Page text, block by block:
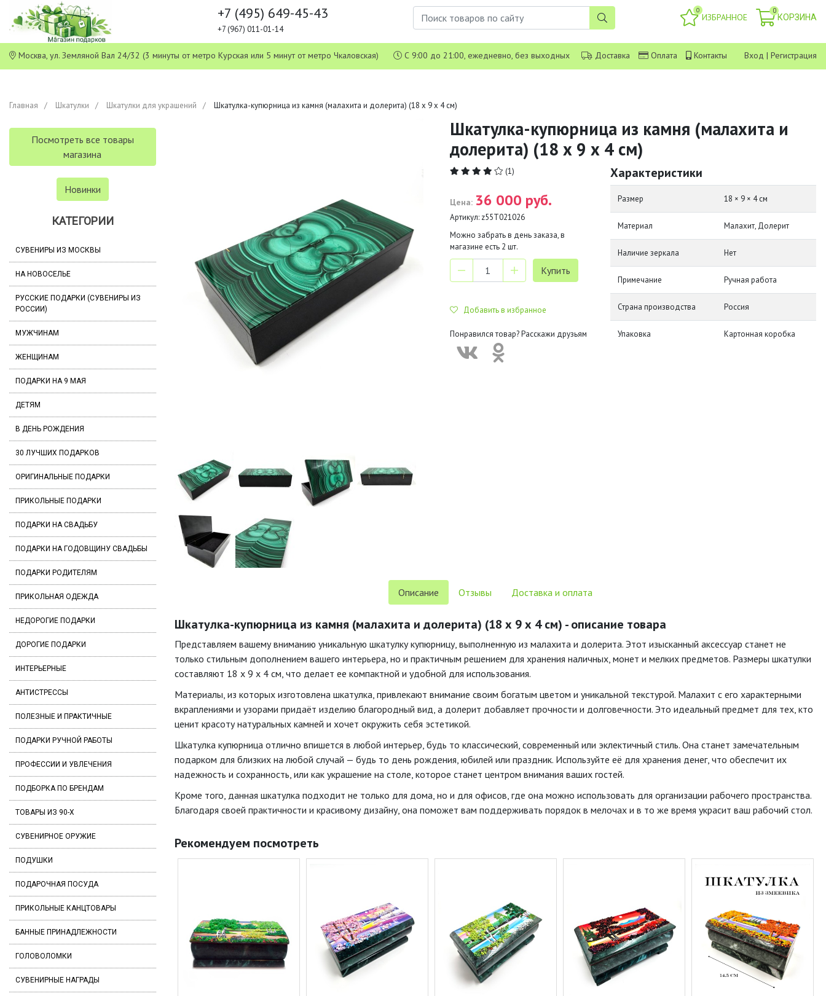
+7 (495) 649-45-43
+7 (967) 011-01-14
0
ИЗБРАННОЕ
0
КОРЗИНА
Москва, ул. Земляной Вал 24/32 (3 минуты от метро Курская или 5 минут от метро Чкаловская) С 9:00 до 21:00, ежедневно, без выходных Доставка Оплата Контакты Вход | Регистрация
Главная Шкатулки Шкатулки для украшений Шкатулка-купюрница из камня (малахита и долерита) (18 х 9 х 4 см)
Посмотреть все товары
магазина
Новинки
КАТЕГОРИИ
СУВЕНИРЫ ИЗ МОСКВЫ
НА НОВОСЕЛЬЕ
РУССКИЕ ПОДАРКИ (СУВЕНИРЫ ИЗ
РОССИИ)
МУЖЧИНАМ
ЖЕНЩИНАМ
ПОДАРКИ НА 9 МАЯ
ДЕТЯМ
В ДЕНЬ РОЖДЕНИЯ
30 ЛУЧШИХ ПОДАРКОВ
ОРИГИНАЛЬНЫЕ ПОДАРКИ
ПРИКОЛЬНЫЕ ПОДАРКИ
ПОДАРКИ НА СВАДЬБУ
ПОДАРКИ НА ГОДОВЩИНУ СВАДЬБЫ
ПОДАРКИ РОДИТЕЛЯМ
ПРИКОЛЬНАЯ ОДЕЖДА
НЕДОРОГИЕ ПОДАРКИ
ДОРОГИЕ ПОДАРКИ
ИНТЕРЬЕРНЫЕ
АНТИСТРЕССЫ
ПОЛЕЗНЫЕ И ПРАКТИЧНЫЕ
ПОДАРКИ РУЧНОЙ РАБОТЫ
ПРОФЕССИИ И УВЛЕЧЕНИЯ
ПОДБОРКА ПО БРЕНДАМ
ТОВАРЫ ИЗ 90-Х
СУВЕНИРНОЕ ОРУЖИЕ
ПОДУШКИ
ПОДАРОЧНАЯ ПОСУДА
ПРИКОЛЬНЫЕ КАНЦТОВАРЫ
БАННЫЕ ПРИНАДЛЕЖНОСТИ
ГОЛОВОЛОМКИ
СУВЕНИРНЫЕ НАГРАДЫ
Шкатулка-купюрница из камня (малахита и
долерита) (18 х 9 х 4 см)
(1)
Цена: 36 000 руб.
Артикул: z55Т021026
Можно забрать в день заказа, в
магазине есть 2 шт.
Добавить в избранное
Понравился товар? Расскажи друзьям
Характеристики
Размер 18 × 9 × 4 см
Материал Малахит, Долерит
Наличие зеркала Нет
Примечание Ручная работа
Страна производства Россия
Упаковка Картонная коробка
Описание Отзывы Доставка и оплата
Шкатулка-купюрница из камня (малахита и долерита) (18 х 9 х 4 см) - описание товара
Представляем вашему вниманию уникальную шкатулку купюрницу, выполненную из малахита и долерита. Этот изысканный аксессуар станет не
только стильным дополнением вашего интерьера, но и практичным решением для хранения наличных, монет и мелких предметов. Размеры шкатулки
составляют 18 х 9 х 4 см, что делает ее компактной и удобной для использования.
Материалы, из которых изготовлена шкатулка, привлекают внимание своим богатым цветом и уникальной текстурой. Малахит с его характерными
вкраплениями и узорами придаёт изделию благородный вид, а долерит добавляет прочности и долговечности. Это идеальный предмет для тех, кто
ценит красоту натуральных камней и хочет окружить себя эстетикой.
Шкатулка купюрница отлично впишется в любой интерьер, будь то классический, современный или эклектичный стиль. Она станет замечательным
подарком для близких на любой случай — будь то день рождения, юбилей или праздник. Используйте её для хранения денег, что обеспечит их
надежность и сохранность, или как украшение на столе, которое станет центром внимания ваших гостей.
Кроме того, данная шкатулка подходит не только для дома, но и для офисов, где она можно использовать для организации рабочего пространства.
Благодаря своей практичности и красивому дизайну, она поможет вам поддерживать порядок в мелочах и в то же время украсит ваш рабочий стол.
Рекомендуем посмотреть